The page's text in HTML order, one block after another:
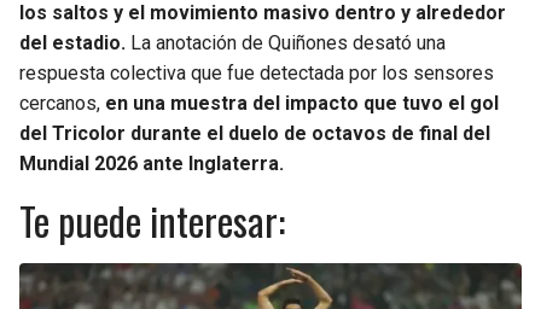
los saltos y el movimiento masivo dentro y alrededor
del estadio. La anotación de Quiñones desató una
respuesta colectiva que fue detectada por los sensores
cercanos, en una muestra del impacto que tuvo el gol
del Tricolor durante el duelo de octavos de final del
Mundial 2026 ante Inglaterra.
Te puede interesar: